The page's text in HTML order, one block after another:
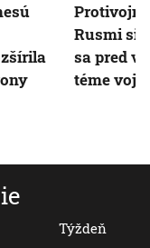
Týždeň
Rusmi
sa pred
téme